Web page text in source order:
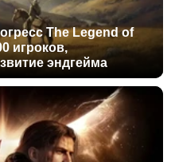
The Legend of
игроков,
эндгейма